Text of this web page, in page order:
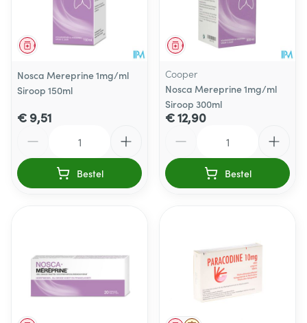
Geneesmiddel
Nosca Mereprine 1mg/ml
Siroop 150ml
€ 9,51
Bestel
Geneesmiddel
Cooper
Nosca Mereprine 1mg/ml
Siroop 300ml
€ 12,90
Bestel